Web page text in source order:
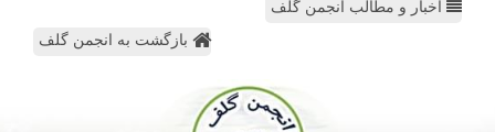
اخبار و مطالب انجمن گلف
بازگشت به انجمن گلف